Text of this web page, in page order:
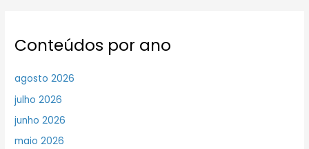
Conteúdos por ano
agosto 2026
julho 2026
junho 2026
maio 2026